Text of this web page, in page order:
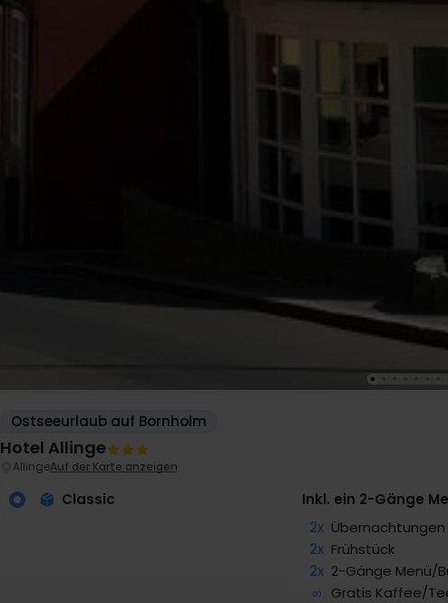
Ostseeurlaub auf Bornholm
Hotel Allinge
AllingeAuf der Karte anzeigen
Classic
Inkl. ein 2-Gänge
2x Übernachtungen
2x Frühstück
2x 2-Gänge Menü/
∞ Gratis Kaffee/